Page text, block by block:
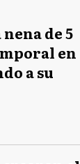
de 5
en
a su